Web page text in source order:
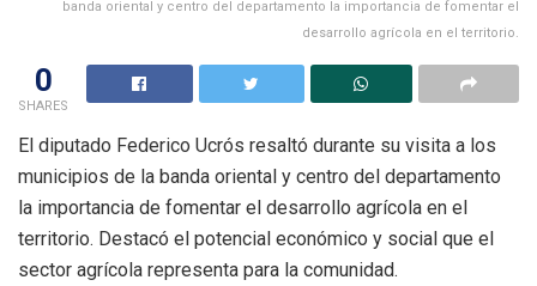
banda oriental y centro del departamento la importancia de fomentar el
desarrollo agrícola en el territorio.
0
SHARES
El diputado Federico Ucrós resaltó durante su visita a los
municipios de la banda oriental y centro del departamento
la importancia de fomentar el desarrollo agrícola en el
territorio. Destacó el potencial económico y social que el
sector agrícola representa para la comunidad.